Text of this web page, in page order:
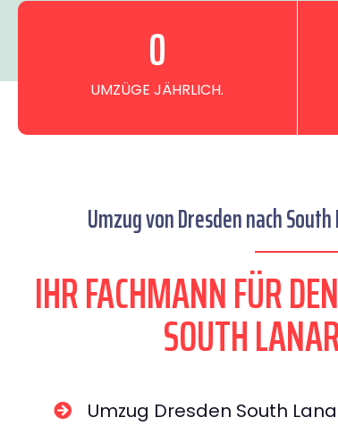
UMZÜGE JÄHRLICH.
0
Umzug von Dresden nach
IHR FACHMANN FÜR
SOUTH
Umzug Dresden South